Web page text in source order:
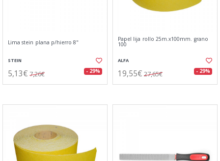
Lima stein plana p/hierro 8"
STEIN
5,13€ 7,26€ - 29%
Papel lija rollo 25m.x100mm. grano
100
ALFA
19,55€ 27,65€ - 29%